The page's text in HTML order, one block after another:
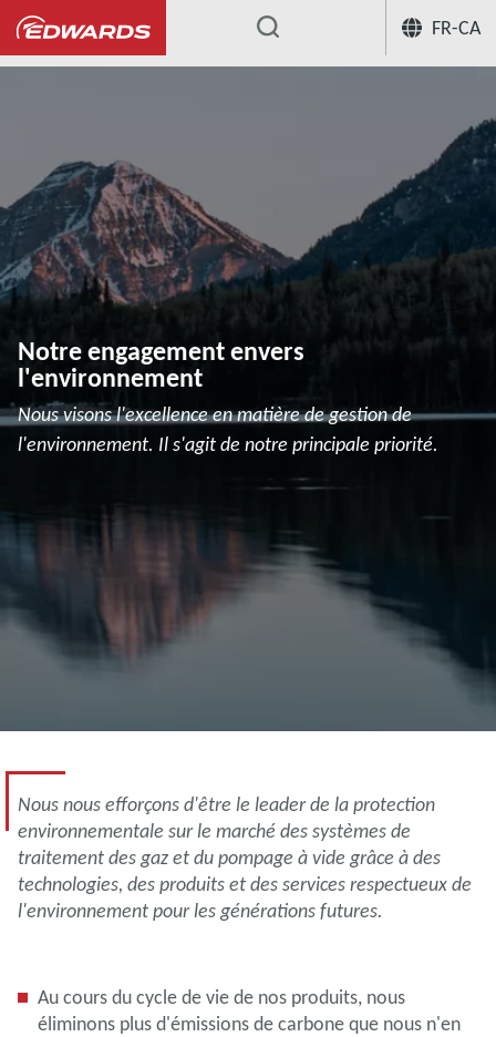
FR-CA
...
Notre engagement envers
l'environnement
Nous visons l'excellence en matière de gestion de
l'environnement. Il s'agit de notre principale priorité.
Nous nous efforçons d'être le leader de la protection
environnementale sur le marché des systèmes de
traitement des gaz et du pompage à vide grâce à des
technologies, des produits et des services respectueux de
l'environnement pour les générations futures.
Au cours du cycle de vie de nos produits, nous
éliminons plus d'émissions de carbone que nous n'en